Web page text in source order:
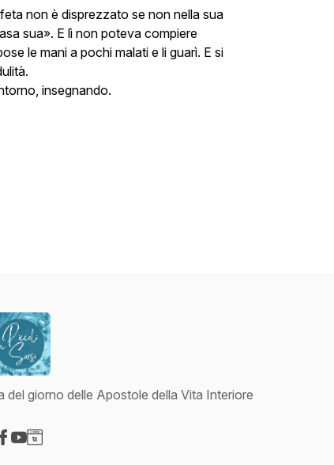
non è disprezzato se non nella sua
sua». E lì non poteva compiere
le mani a pochi malati e li guarì. E si
insegnando.
giorno delle Apostole della Vita Interiore